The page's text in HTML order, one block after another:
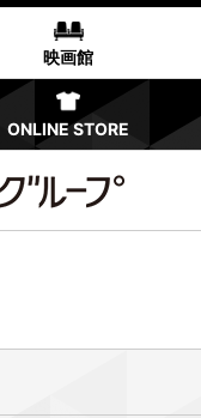
映画館
ONLINE STORE